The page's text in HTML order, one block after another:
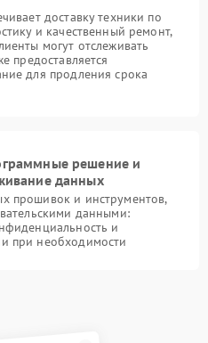
доставку техники по
и качественный ремонт,
могут отслеживать
предоставляется
для продления срока
решение и
данных
прошивок и инструментов,
данными:
и
при необходимости